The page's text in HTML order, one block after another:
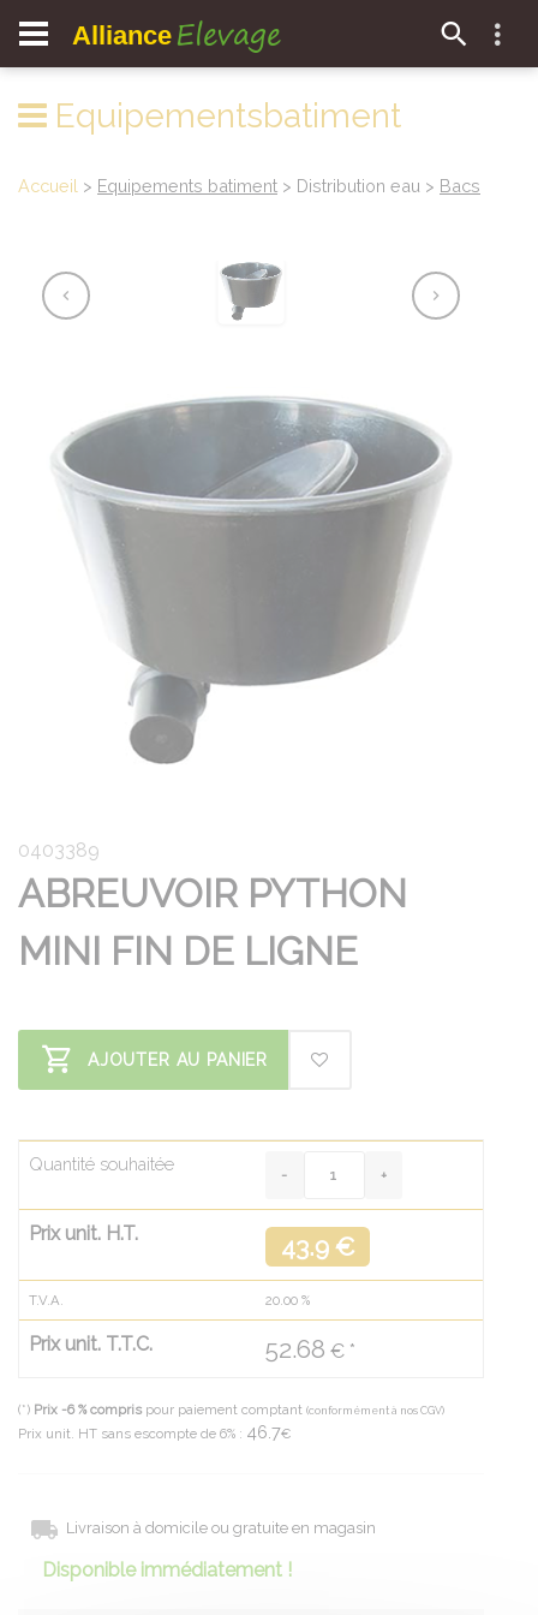
Alliance Elevage
Equipementsbatiment
Accueil > Equipements batiment > Distribution eau > Bacs
0403389
ABREUVOIR PYTHON
MINI FIN DE LIGNE
AJOUTER AU PANIER
Quantité souhaitée
Prix unit. H.T. 43.9 €
T.V.A. 20.00 %
Prix unit. T.T.C. 52.68 € *
(*) Prix -6 % compris pour paiement comptant (conformément à nos CGV)
Prix unit. HT sans escompte de 6% : 46.7€
Livraison à domicile ou gratuite en magasin
Disponible immédiatement !